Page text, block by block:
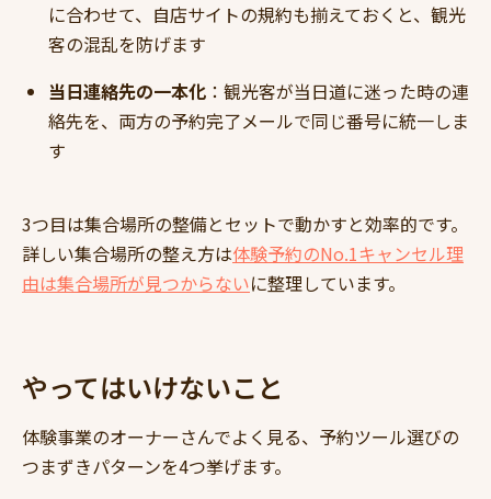
に合わせて、自店サイトの規約も揃えておくと、観光
客の混乱を防げます
当日連絡先の一本化 ：観光客が当日道に迷った時の連
絡先を、両方の予約完了メールで同じ番号に統一しま
す
3つ目は集合場所の整備とセットで動かすと効率的です。
詳しい集合場所の整え方は体験予約のNo.1キャンセル理
由は集合場所が見つからないに整理しています。
やってはいけないこと
体験事業のオーナーさんでよく見る、予約ツール選びの
つまずきパターンを4つ挙げます。